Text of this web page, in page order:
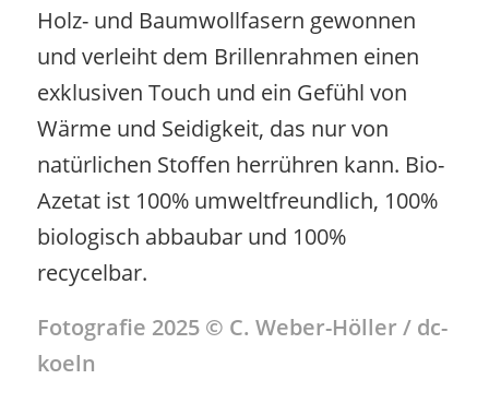
Holz- und Baumwollfasern gewonnen
und verleiht dem Brillenrahmen einen
exklusiven Touch und ein Gefühl von
Wärme und Seidigkeit, das nur von
natürlichen Stoffen herrühren kann. Bio-
Azetat ist 100% umweltfreundlich, 100%
biologisch abbaubar und 100%
recycelbar.
Fotografie 2025 © C. Weber-Höller / dc-
koeln